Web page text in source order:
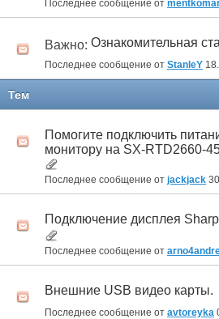
Последнее сообщение от
Важно: Ознакомительная
Последнее сообщение от StanleY
Тем
Помогите подключить
монитору на SX-RTD2660-
Последнее сообщение от jackjack
Подключение дисплея
Последнее сообщение от
Внешние USB видео карты.
Последнее сообщение от avtoreyka